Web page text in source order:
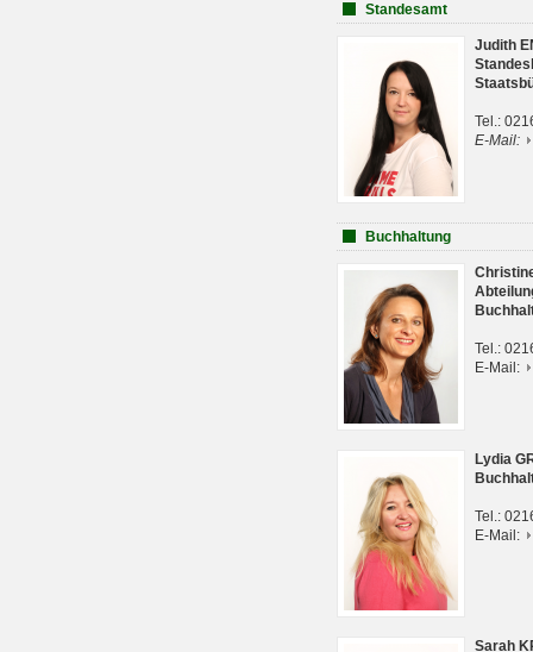
Standesamt
Judith
Tel.:
E-Mail:
Buchhaltung
Tel.:
E-Mail:
Lydia
Tel.:
E-Mail:
Sarah